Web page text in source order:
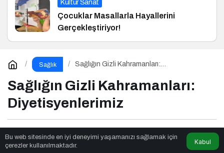
Kültür Sanat
Çocuklar Masallarla Hayallerini
Gerçekleştiriyor!
Sağlık
Sağlığın Gizli Kahramanları:
Sağlığın Gizli Kahramanları:
Diyetisyenlerimiz
Practice Karmatarafından yayınlandı
Bu web sitesinde en iyi deneyimi yaşamanızı sağlamak için
çerezler kullanılmaktadır.
Kabul